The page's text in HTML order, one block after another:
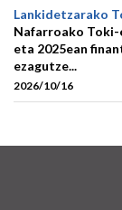
Lankidetzarako
Nafarroako Toki-
eta 2025ean
ezagutze...
2026/10/16